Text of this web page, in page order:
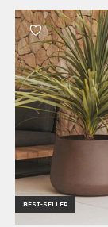
BEST-SELLER